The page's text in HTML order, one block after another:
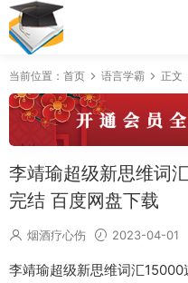
当前位置： 首页 语言学霸 正文
李靖瑜超级新思维词
完结 百度网盘下载
烟酒疗心伤 2023-04-01
李靖瑜超级新思维词汇